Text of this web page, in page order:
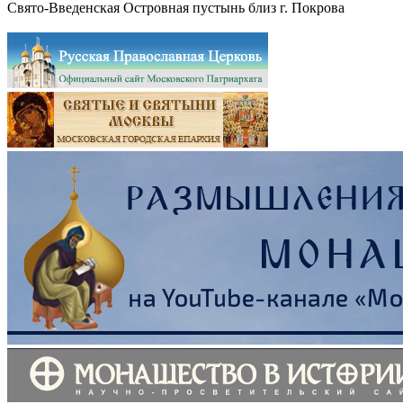
Свято-Введенская Островная пустынь близ г. Покрова